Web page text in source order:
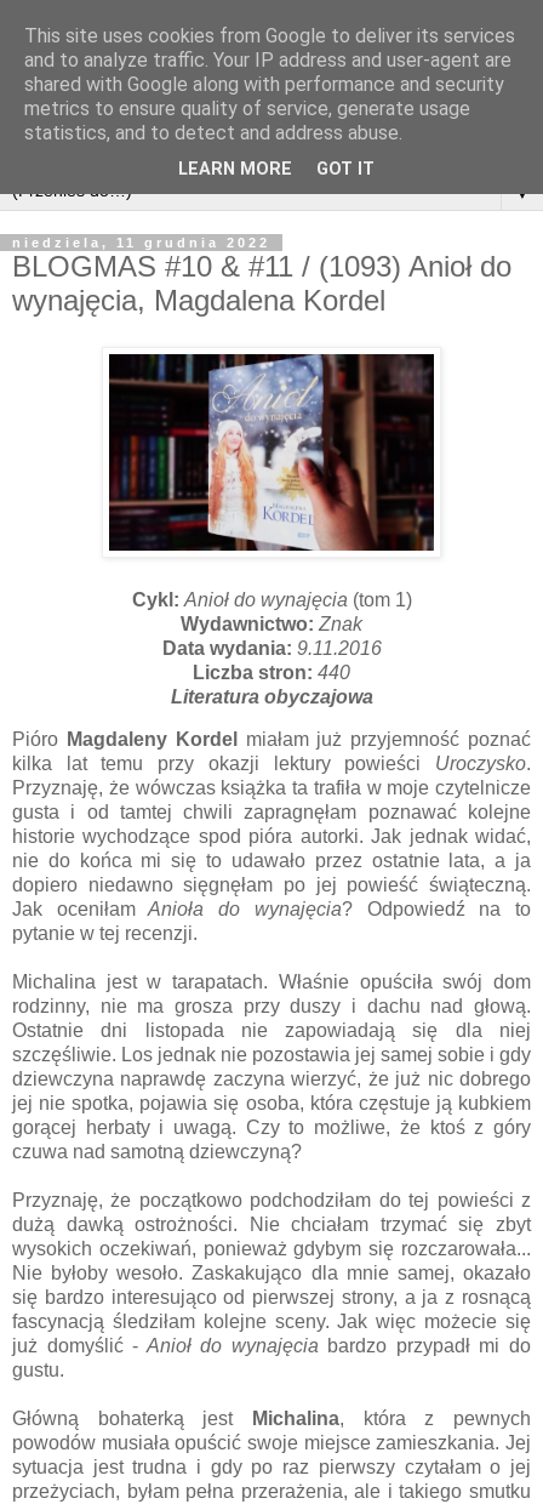
▼
niedziela, 11 grudnia 2022
BLOGMAS #10 & #11 / (1093) Anioł do
wynajęcia, Magdalena Kordel
Cykl: Anioł do wynajęcia (tom 1)
Wydawnictwo: Znak
Data wydania: 9.11.2016
Liczba stron: 440
Literatura obyczajowa
Pióro Magdaleny Kordel
miałam już przyjemność poznać
kilka lat temu przy okazji lektury powieści Uroczysko.
Przyznaję, że wówczas książka ta trafiła w moje czytelnicze
gusta i od tamtej chwili zapragnęłam poznawać kolejne
historie wychodzące spod pióra autorki. Jak jednak widać,
nie do końca mi się to udawało przez ostatnie lata, a ja
dopiero niedawno sięgnęłam po jej powieść świąteczną.
Jak oceniłamAnioła do wynajęcia? Odpowiedź na to
pytanie w tej recenzji.
Michalina jest w tarapatach. Właśnie opuściła swój dom
rodzinny, nie ma grosza przy duszy i dachu nad głową.
Ostatnie dni listopada nie zapowiadają się dla niej
szczęśliwie. Los jednak nie pozostawia jej samej sobie i gdy
dziewczyna naprawdę zaczyna wierzyć, że już nic dobrego
jej nie spotka, pojawia się osoba, która częstuje ją kubkiem
gorącej herbaty i uwagą. Czy to możliwe, że ktoś z góry
czuwa nad samotną dziewczyną?
Przyznaję, że początkowo podchodziłam do tej powieści z
dużą dawką ostrożności. Nie chciałam trzymać się zbyt
wysokich oczekiwań, ponieważ gdybym się rozczarowała...
Nie byłoby wesoło. Zaskakująco dla mnie samej, okazało
się bardzo interesująco od pierwszej strony, a ja z rosnącą
fascynacją śledziłam kolejne sceny. Jak więc możecie się
już domyślić - Anioł do wynajęciabardzo przypadł mi do
gustu.
Główną bohaterką jest Michalina, która z pewnych
powodów musiała opuścić swoje miejsce zamieszkania. Jej
sytuacja jest trudna i gdy po raz pierwszy czytałam o jej
przeżyciach, byłam pełna przerażenia, ale i takiego smutku
This site uses cookies from Google to deliver its services
and to analyze traffic. Your IP address and user-agent are
shared with Google along with performance and security
metrics to ensure quality of service, generate usage
statistics, and to detect and address abuse.
LEARN MORE GOT IT